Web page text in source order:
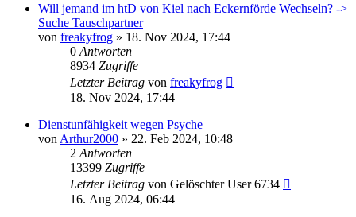
Will jemand im htD von Kiel nach Eckernförde Wechseln? ->
Suche Tauschpartner
von freakyfrog » 18. Nov 2024, 17:44
0 Antworten
8934 Zugriffe
Letzter Beitrag von freakyfrog
18. Nov 2024, 17:44
Dienstunfähigkeit wegen Psyche
von Arthur2000 » 22. Feb 2024, 10:48
2 Antworten
13399 Zugriffe
Letzter Beitrag von Gelöschter User 6734
16. Aug 2024, 06:44